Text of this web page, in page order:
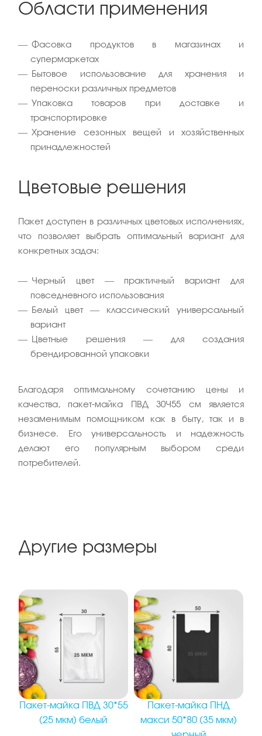
Области применения
Фасовка продуктов в магазинах и
супермаркетах
Бытовое использование для хранения и
переноски различных предметов
Упаковка товаров при доставке и
транспортировке
Хранение сезонных вещей и хозяйственных
принадлежностей
Цветовые решения
Пакет доступен в различных цветовых исполнениях,
что позволяет выбрать оптимальный вариант для
конкретных задач:
Черный цвет — практичный вариант для
повседневного использования
Белый цвет — классический универсальный
вариант
Цветные решения — для создания
брендированной упаковки
Благодаря оптимальному сочетанию цены и
качества, пакет-майка ПВД 30×55 см является
незаменимым помощником как в быту, так и в
бизнесе. Его универсальность и надежность
делают его популярным выбором среди
потребителей.
Другие размеры
Пакет-майка ПВД 30*55
(25 мкм) белый
Пакет-майка ПНД
макси 50*80 (35 мкм)